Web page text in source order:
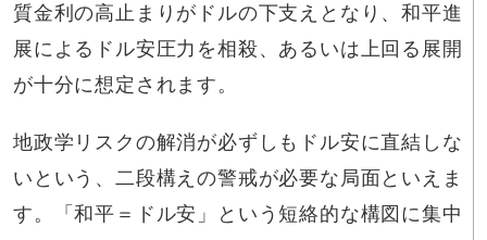
質金利の高止まりがドルの下支えとなり、和平進
展によるドル安圧力を相殺、あるいは上回る展開
が十分に想定されます。
地政学リスクの解消が必ずしもドル安に直結しな
いという、二段構えの警戒が必要な局面といえま
す。「和平＝ドル安」という短絡的な構図に集中